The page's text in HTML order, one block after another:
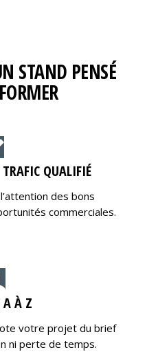
STAND PENSÉ
QUALIFIÉ
des bons
commerciales.
A À Z
votre projet du brief
ni perte de temps.